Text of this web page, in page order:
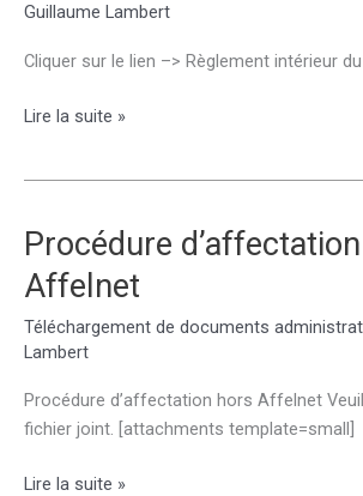
Guillaume Lambert
Cliquer sur le lien –> Règlement intérieur
Règlement
du
collège
Alphonse
Karr
Lire la suite »
Procédure
Affelnet
Téléchargement de documents
Lambert
Procédure d’affectation hors Affelnet
fichier joint. [attachments template=small]
Procédure
Lire la suite »